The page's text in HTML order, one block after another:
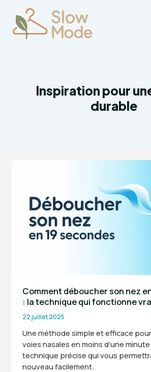
contenu
Inspiration pour
durable
Comment déboucher son nez
: la technique qui fonctionne
22 juillet 2025
Une méthode simple et efficace
voies nasales en moins d’une
technique précise qui vous
nouveau facilement.